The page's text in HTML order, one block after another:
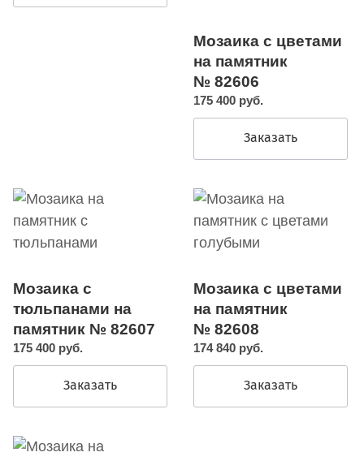
Мозаика с цветами
на памятник
№ 82606
175 400 руб.
Заказать
Мозаика с
тюльпанами на
памятник № 82607
175 400 руб.
Заказать
Мозаика с цветами
на памятник
№ 82608
174 840 руб.
Заказать